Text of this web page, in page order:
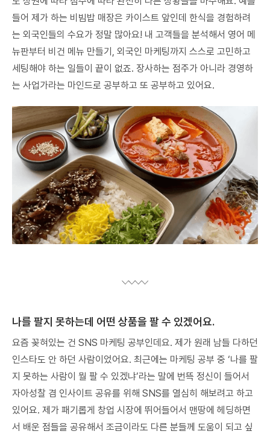
들어 제가 하는 비빔밥 매장은 카이스트 앞인데 한식을 경험하려
는 외국인들의 수요가 정말 많아요! 내 고객들을 분석해서 영어 메
뉴판부터 비건 메뉴 만들기, 외국인 마케팅까지 스스로 고민하고
세팅해야 하는 일들이 끝이 없죠. 장사하는 점주가 아니라 경영하
는 사업가라는 마인드로 공부하고 또 공부하고 있어요.
나를 팔지 못하는데 어떤 상품을 팔 수 있겠어요.
요즘 꽂혀있는 건 SNS 마케팅 공부인데요. 제가 원래 남들 다하던
인스타도 안 하던 사람이었어요. 최근에는 마케팅 공부 중 ‘나를 팔
지 못하는 사람이 뭘 팔 수 있겠냐’라는 말에 번뜩 정신이 들어서
자아성찰 겸 인사이트 공유를 위해 SNS를 열심히 해보려고 하고
있어요. 제가 패기롭게 창업 시장에 뛰어들어서 맨땅에 헤딩하면
서 배운 점들을 공유해서 조금이라도 다른 분들께 도움이 되고 싶